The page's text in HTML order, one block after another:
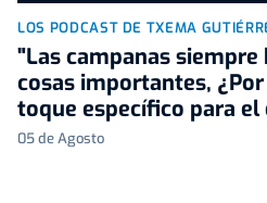
LOS PODCAST DE TXEMA
"Las campanas siempre
cosas importantes,
toque específico para el
05 de Agosto